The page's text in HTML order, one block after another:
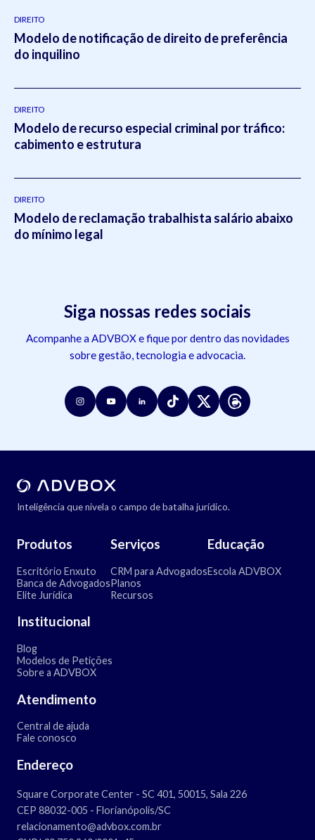
DIREITO
Modelo de notificação de direito de preferência
do inquilino
DIREITO
Modelo de recurso especial criminal por tráfico:
cabimento e estrutura
DIREITO
Modelo de reclamação trabalhista salário abaixo
do mínimo legal
Siga nossas redes sociais
Acompanhe a ADVBOX e fique por dentro das novidades
sobre gestão, tecnologia e advocacia.
Inteligência que nivela o campo de batalha jurídico.
Produtos
Escritório Enxuto
Banca de Advogados
Elite Jurídica
Serviços
CRM para Advogados
Planos
Recursos
Educação
Escola ADVBOX
Institucional
Blog
Modelos de Petições
Sobre a ADVBOX
Atendimento
Central de ajuda
Fale conosco
Endereço
Square Corporate Center - SC 401, 50015, Sala 226
CEP 88032-005 - Florianópolis/SC
relacionamento@advbox.com.br